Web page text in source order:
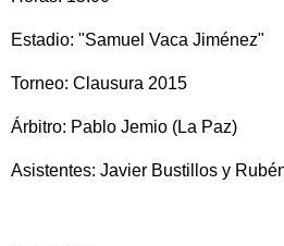
Estadio: "Samuel Vaca Jiménez"
Torneo: Clausura 2015
Árbitro: Pablo Jemio (La Paz)
Asistentes: Javier Bustillos y